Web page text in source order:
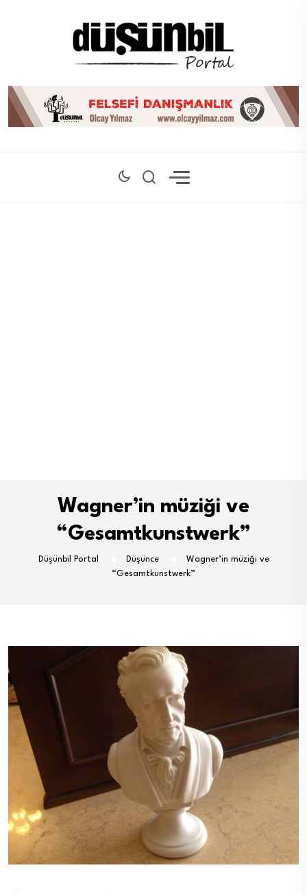
Wagner’in müziği ve
“Gesamtkunstwerk”
Düşünbil Portal Düşünce
Wagner’in müziği ve
“Gesamtkunstwerk”